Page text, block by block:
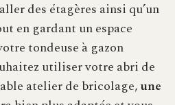
des étagères ainsi qu’un
en gardant un espace
tondeuse à gazon
utiliser votre abri de
atelier de bricolage,une